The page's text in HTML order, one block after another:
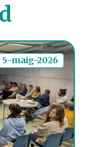
5-maig-2026